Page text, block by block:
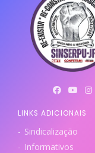
LINKS ADICIONAIS
Sindicalização
Informativos